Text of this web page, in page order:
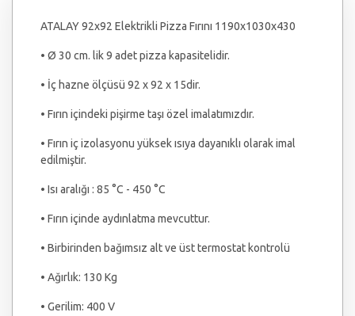
ATALAY 92x92 Elektrikli Pizza Fırını 1190x1030x430
• Ø 30 cm. lik 9 adet pizza kapasitelidir.
• İç hazne ölçüsü 92 x 92 x 15dir.
• Fırın içindeki pişirme taşı özel imalatımızdır.
• Fırın iç izolasyonu yüksek ısıya dayanıklı olarak imal
edilmiştir.
• Isı aralığı : 85 °C - 450 °C
• Fırın içinde aydınlatma mevcuttur.
• Birbirinden bağımsız alt ve üst termostat kontrolü
• Ağırlık: 130 Kg
• Gerilim: 400 V